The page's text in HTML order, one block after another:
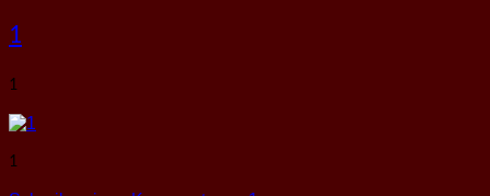
1
1
1